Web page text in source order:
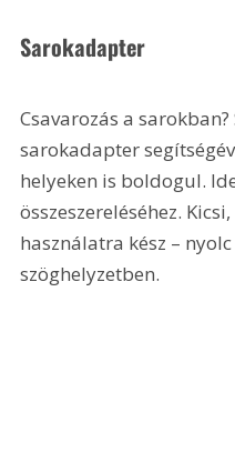
Sarokadapter
Csavarozás a
sarokadapter
helyeken is boldogul.
összeszereléséhez.
használatra kész –
szöghelyzetben.